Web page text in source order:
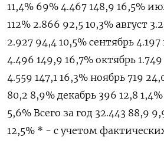
11,4% 69% 4.467 148,9 16,5%
112% 2.866 92,5 10,3% август
2.927 94,4 10,5% сентябрь 4.197
4.496 149,9 16,7% октябрь
4.559 147,1 16,3% ноябрь 719
80,2 8,9% декабрь 396 12,8 1,4%
5,6% Всего за год 32.443 88,9
12,5% * - с учетом